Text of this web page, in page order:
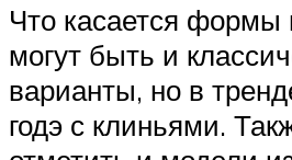
Что касается формы
могут быть и
варианты, но в
годэ с клиньями.